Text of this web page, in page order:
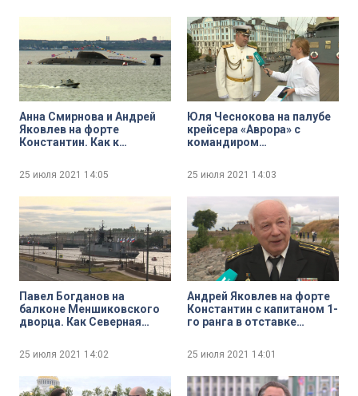
Анна Смирнова и Андрей
Яковлев на форте
Константин. Как к
готовится Кронштадт
25 июля 2021 14:05
Юля Чеснокова на палубе
крейсера «Аврора» с
командиром
25 июля 2021 14:03
Павел Богданов на
балконе Меншиковского
дворца. Как Северная
Главному Военно-
морскому параду
25 июля 2021 14:02
Андрей Яковлев на форте
Константин с капитаном 1-
го ранга в отставке
Стрельцовым
25 июля 2021 14:01